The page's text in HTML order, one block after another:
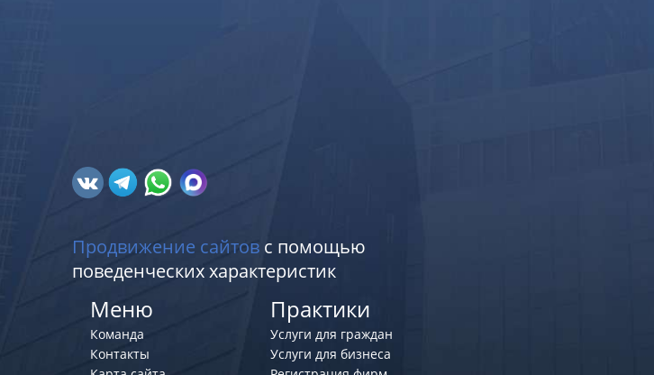
Продвижение сайтовс помощью
поведенческих характеристик
Меню
Команда
Контакты
Практики
Услуги для граждан
Услуги для бизнеса